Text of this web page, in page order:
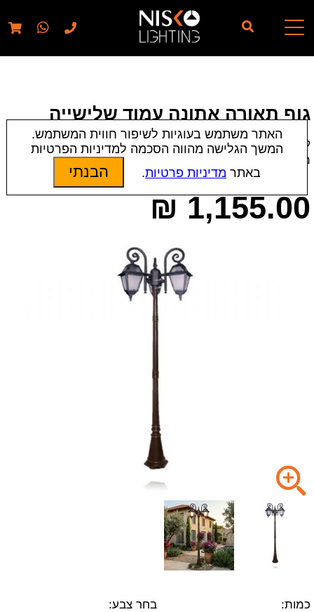
// elementor template for pages - should also ignore woo
pages!!
גוף תאורה אתונה עמוד שלישייה
קטגוריות:עמודי תאורה לגינה|תאורת חוץ
מק״ט:
6189
1,155.00
₪
כמות:
בחר צבע:
האתר משתמש בעוגיות לשיפור חווית המשתמש.
המשך הגלישה מהווה הסכמה למדיניות הפרטיות
באתר מדיניות פרטיות. הבנתי